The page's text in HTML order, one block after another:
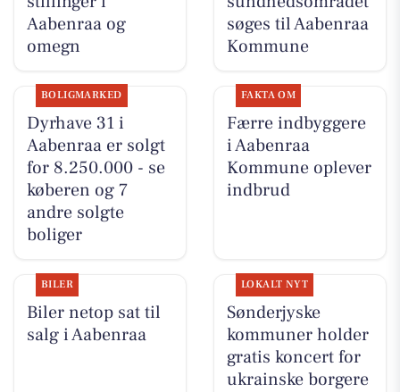
Aabenraa og
omegn
søges til Aabenraa
Kommune
BOLIGMARKED
Dyrhave 31 i
Aabenraa er solgt
for 8.250.000 - se
køberen og 7
andre solgte
boliger
FAKTA OM
Færre indbyggere
i Aabenraa
Kommune oplever
indbrud
BILER
Biler netop sat til
salg i Aabenraa
LOKALT NYT
Sønderjyske
kommuner holder
gratis koncert for
ukrainske borgere